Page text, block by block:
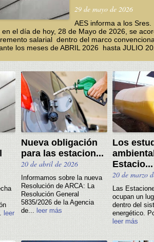
29 de mayo de 2026
AES informa a los Sres.
el día de hoy, 28 de Mayo de 2026, se
salarial dentro del marco
los meses de ABRIL 2026 hasta JULIO
leer
Nueva obligación
para las estacion...
20 de abril de 2026
Informamos sobre la nueva
Resolución de ARCA: La
Resolución General
5835/2026 de la Agencia
de...
leer más
Los
Estacio...
20 de marzo
Las
ocupan un
dentro del
energético.
leer más